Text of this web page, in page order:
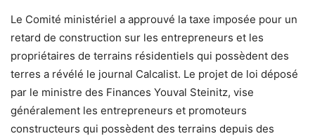
Le Comité ministériel a approuvé la taxe imposée pour un
retard de construction sur les entrepreneurs et les
propriétaires de terrains résidentiels qui possèdent des
terres a révélé le journal Calcalist. Le projet de loi déposé
par le ministre des Finances Youval Steinitz, vise
généralement les entrepreneurs et promoteurs
constructeurs qui possèdent des terrains depuis des